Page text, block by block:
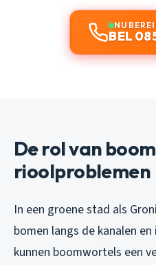
NU
BEL
De rol van
rioolproblemen
In een groene stad als
bomen langs de kanalen
kunnen boomwortels een